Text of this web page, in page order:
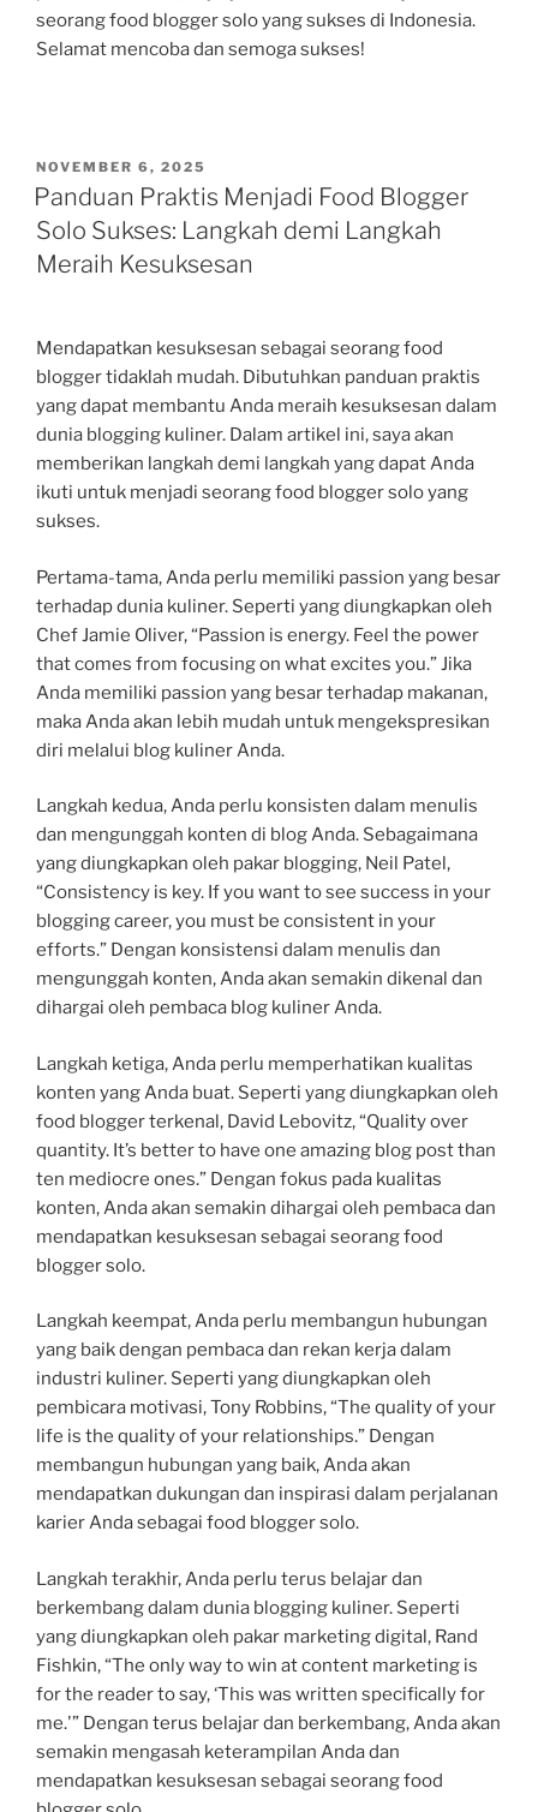
seorang food blogger solo yang sukses di Indonesia.
Selamat mencoba dan semoga sukses!
POSTED
ON
NOVEMBER 6, 2025
Panduan Praktis Menjadi Food Blogger
Solo Sukses: Langkah demi Langkah
Meraih Kesuksesan
Mendapatkan kesuksesan sebagai seorang food
blogger tidaklah mudah. Dibutuhkan panduan praktis
yang dapat membantu Anda meraih kesuksesan dalam
dunia blogging kuliner. Dalam artikel ini, saya akan
memberikan langkah demi langkah yang dapat Anda
ikuti untuk menjadi seorang food blogger solo yang
sukses.
Pertama-tama, Anda perlu memiliki passion yang besar
terhadap dunia kuliner. Seperti yang diungkapkan oleh
Chef Jamie Oliver, “Passion is energy. Feel the power
that comes from focusing on what excites you.” Jika
Anda memiliki passion yang besar terhadap makanan,
maka Anda akan lebih mudah untuk mengekspresikan
diri melalui blog kuliner Anda.
Langkah kedua, Anda perlu konsisten dalam menulis
dan mengunggah konten di blog Anda. Sebagaimana
yang diungkapkan oleh pakar blogging, Neil Patel,
“Consistency is key. If you want to see success in your
blogging career, you must be consistent in your
efforts.” Dengan konsistensi dalam menulis dan
mengunggah konten, Anda akan semakin dikenal dan
dihargai oleh pembaca blog kuliner Anda.
Langkah ketiga, Anda perlu memperhatikan kualitas
konten yang Anda buat. Seperti yang diungkapkan oleh
food blogger terkenal, David Lebovitz, “Quality over
quantity. It’s better to have one amazing blog post than
ten mediocre ones.” Dengan fokus pada kualitas
konten, Anda akan semakin dihargai oleh pembaca dan
mendapatkan kesuksesan sebagai seorang food
blogger solo.
Langkah keempat, Anda perlu membangun hubungan
yang baik dengan pembaca dan rekan kerja dalam
industri kuliner. Seperti yang diungkapkan oleh
pembicara motivasi, Tony Robbins, “The quality of your
life is the quality of your relationships.” Dengan
membangun hubungan yang baik, Anda akan
mendapatkan dukungan dan inspirasi dalam perjalanan
karier Anda sebagai food blogger solo.
Langkah terakhir, Anda perlu terus belajar dan
berkembang dalam dunia blogging kuliner. Seperti
yang diungkapkan oleh pakar marketing digital, Rand
Fishkin, “The only way to win at content marketing is
for the reader to say, ‘This was written specifically for
me.'” Dengan terus belajar dan berkembang, Anda akan
semakin mengasah keterampilan Anda dan
mendapatkan kesuksesan sebagai seorang food